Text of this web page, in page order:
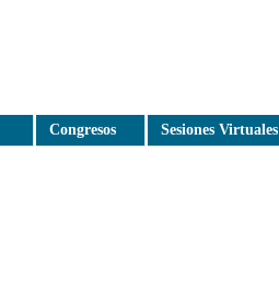
Congresos Sesiones Virtuales